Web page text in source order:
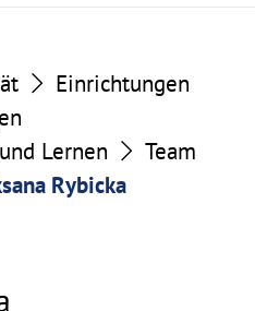
Einrichtungen
Lernen
Team
Rybicka